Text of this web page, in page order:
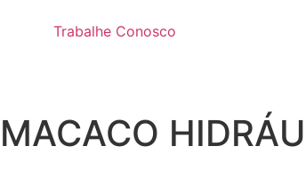
Trabalhe Conosco
MACACO